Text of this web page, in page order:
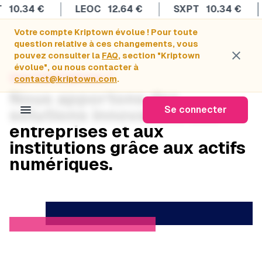
€ LEOC 12.64€ SXPT 10.34€
Votre compte Kriptown évolue ! Pour toute
question relative à ces changements, vous
pouvez consulter la FAQ, section "Kriptown
évolue", ou nous contacter à
contact@kriptown.com.
close
menu Se connecter
Que fait Kriptown ?
Nous apportons des
solutions innovantes aux
entreprises et aux
institutions grâce aux actifs
numériques.